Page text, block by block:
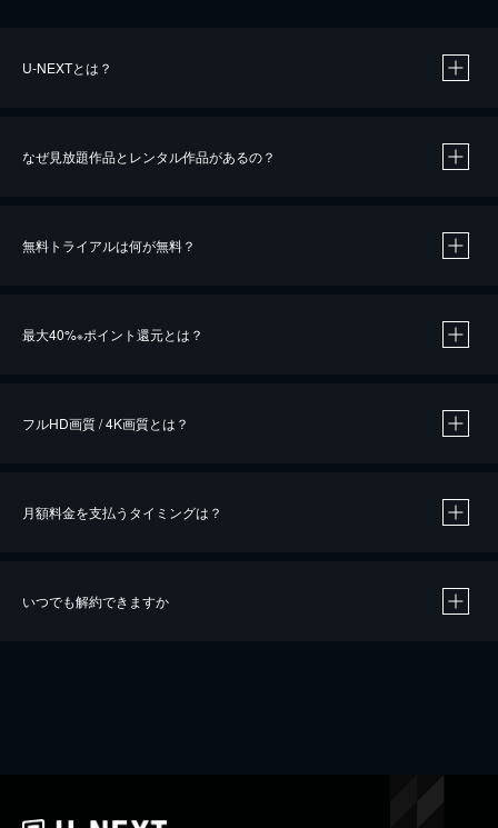
U-NEXTとは？
なぜ見放題作品とレンタル作品があるの？
無料トライアルは何が無料？
最大40%※ポイント還元とは？
※40％ポイント還元の対象は、クレジットカード決済による作品の購入 / レンタルです。
iOSアプリのUコイン決済による作品の購入 / レンタルは、20％のポイント還元です。
フルHD画質 / 4K画質とは？
月額料金を支払うタイミングは？
いつでも解約できますか